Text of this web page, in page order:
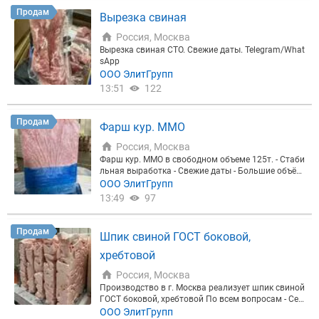
Продам Вырезка свиная
Россия, Москва
Вырезка свиная СТО. Свежие даты. Telegram/What
sApp
ООО ЭлитГрупп
13:51
122
Продам Фарш кур. ММО
Россия, Москва
Фарш кур. ММО в свободном объеме 125т. - Стаби
льная выработка - Свежие даты - Большие объём
ы ЭЛИТГРУПП - производитель и поставщик мяс
ной продукции с контролем качества на каждом э
говядины и птицы, собственное производство, ме
ртнёров. По всем вопросам: Telegram/ WhatsApp/
Max
ООО ЭлитГрупп
13:49
97
Продам
Шпик свиной ГОСТ боковой,
хребтовой
Россия, Москва
Производство в г. Москва реализует шпик свиной
ГОСТ боковой, хребтовой По всем вопросам - Сер
гей
ООО ЭлитГрупп